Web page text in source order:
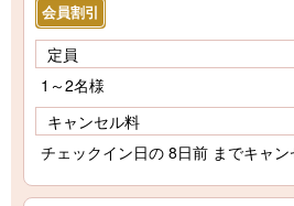
会員割引
定員
1～2名様
キャンセル料
チェックイン日の 8日前 までキャ